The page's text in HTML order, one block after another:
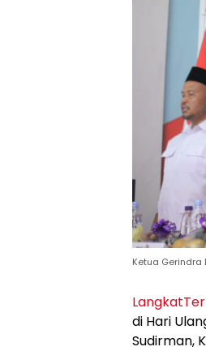
Ketua Gerindra
di Hari
Sudirman,